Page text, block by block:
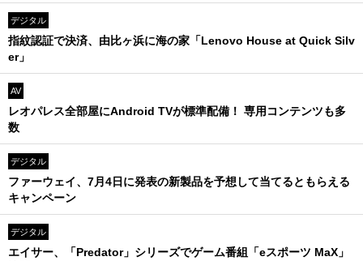
デジタル
指紋認証で決済、由比ヶ浜に海の家「Lenovo House at Quick Silv
er」
AV
レオパレス全部屋にAndroid TVが標準配備！ 専用コンテンツも多
数
デジタル
ファーウェイ、7月4日に発表の新製品を予想して当てるともらえる
キャンペーン
デジタル
エイサー、「Predator」シリーズでゲーム番組「eスポーツ MaX」